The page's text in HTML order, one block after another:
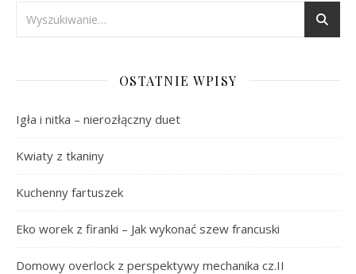
OSTATNIE WPISY
Igła i nitka – nierozłączny duet
Kwiaty z tkaniny
Kuchenny fartuszek
Eko worek z firanki – Jak wykonać szew francuski
Domowy overlock z perspektywy mechanika cz.II